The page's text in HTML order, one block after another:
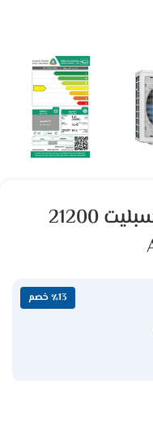
مكيف واي فاي ادميرال سبليت 21200
٪13 خصم